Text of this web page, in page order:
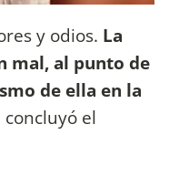
y odios. La
mal, al punto de
de ella en la
concluyó el